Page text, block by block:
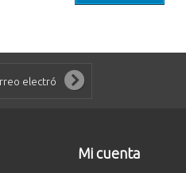
Mi cuenta